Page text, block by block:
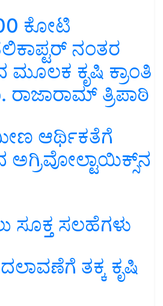
ಕೋಟಿ
ನಂತರ
ಕೃಷಿ ಕ್ರಾಂತಿ
ರಾಜಾರಾಮ್ ತ್ರಿಪಾಠಿ
ಆರ್ಥಿಕತೆಗೆ
ಅಗ್ರಿವೋಲ್ಟಾಯಿಕ್ಸ್‌ನ
ಸೂಕ್ತ ಸಲಹೆಗಳು
ತಕ್ಕ ಕೃಷಿ